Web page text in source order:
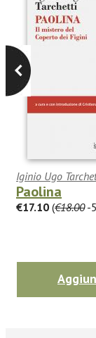
Iginio Ugo
Paolina
€17.10 (€18.00-